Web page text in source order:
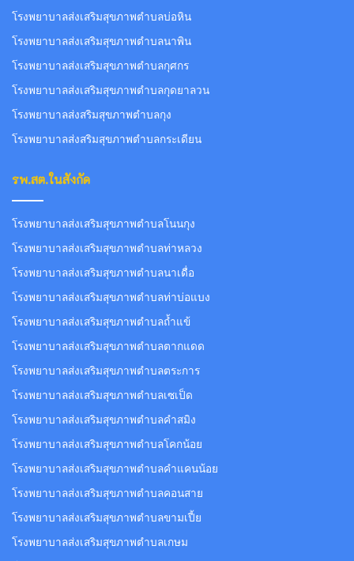
โรงพยาบาลส่งเสริมสุขภาพตำบลบ่อหิน
โรงพยาบาลส่งเสริมสุขภาพตำบลนาพิน
โรงพยาบาลส่งเสริมสุขภาพตำบลกุศกร
โรงพยาบาลส่งเสริมสุขภาพตำบลกุดยาลวน
โรงพยาบาลส่งสริมสุขภาพตำบลกุง
โรงพยาบาลส่งสริมสุขภาพตำบลกระเดียน
รพ.สต.ในสังกัด
โรงพยาบาลส่งเสริมสุขภาพตำบลโนนกุง
โรงพยาบาลส่งเสริมสุขภาพตำบลท่าหลวง
โรงพยาบาลส่งเสริมสุขภาพตำบลนาเดื่อ
โรงพยาบาลส่งเสริมสุขภาพตำบลท่าบ่อแบง
โรงพยาบาลส่งเสริมสุขภาพตำบลถ้ำแข้
โรงพยาบาลส่งเสริมสุขภาพตำบลตากแดด
โรงพยาบาลส่งเสริมสุขภาพตำบลตระการ
โรงพยาบาลส่งเสริมสุขภาพตำบลเซเป็ด
โรงพยาบาลส่งเสริมสุขภาพตำบลคำสมิง
โรงพยาบาลส่งเสริมสุขภาพตำบลโคกน้อย
โรงพยาบาลส่งเสริมสุขภาพตำบลคำแคนน้อย
โรงพยาบาลส่งเสริมสุขภาพตำบลคอนสาย
โรงพยาบาลส่งเสริมสุขภาพตำบลขามเปี้ย
โรงพยาบาลส่งเสริมสุขภาพตำบลเกษม